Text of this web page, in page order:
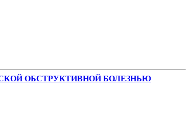
ОБСТРУКТИВНОЙ БОЛЕЗНЬЮ